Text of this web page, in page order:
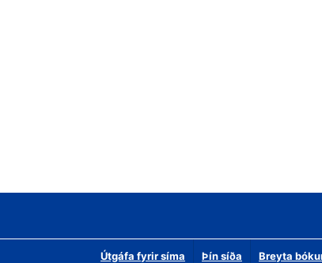
Útgáfa fyrir síma Þín síða Breyta